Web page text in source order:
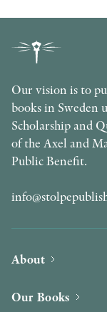
Our vision is to
books in Sweden
Scholarship and
of the Axel and
Public Benefit.
About
Our Books